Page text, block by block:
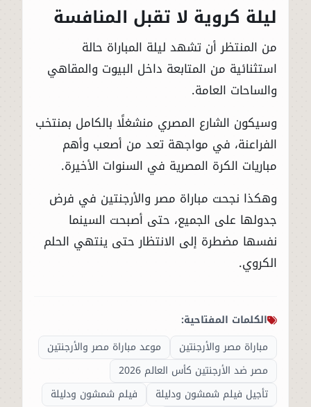
ليلة كروية لا تقبل المنافسة
من المنتظر أن تشهد ليلة المباراة حالة
استثنائية من المتابعة داخل البيوت والمقاهي
والساحات العامة.
وسيكون الشارع المصري منشغلًا بالكامل بمنتخب
الفراعنة، في مواجهة تعد من أصعب وأهم
مباريات الكرة المصرية في السنوات الأخيرة.
وهكذا نجحت مباراة مصر والأرجنتين في فرض
جدولها على الجميع، حتى أصبحت السينما
نفسها مضطرة إلى الانتظار حتى ينتهي الحلم
الكروي.
الكلمات المفتاحية:
مباراة مصر والأرجنتين
موعد مباراة مصر والأرجنتين
مصر ضد الأرجنتين كأس العالم 2026
تأجيل فيلم شمشون ودليلة
فيلم شمشون ودليلة